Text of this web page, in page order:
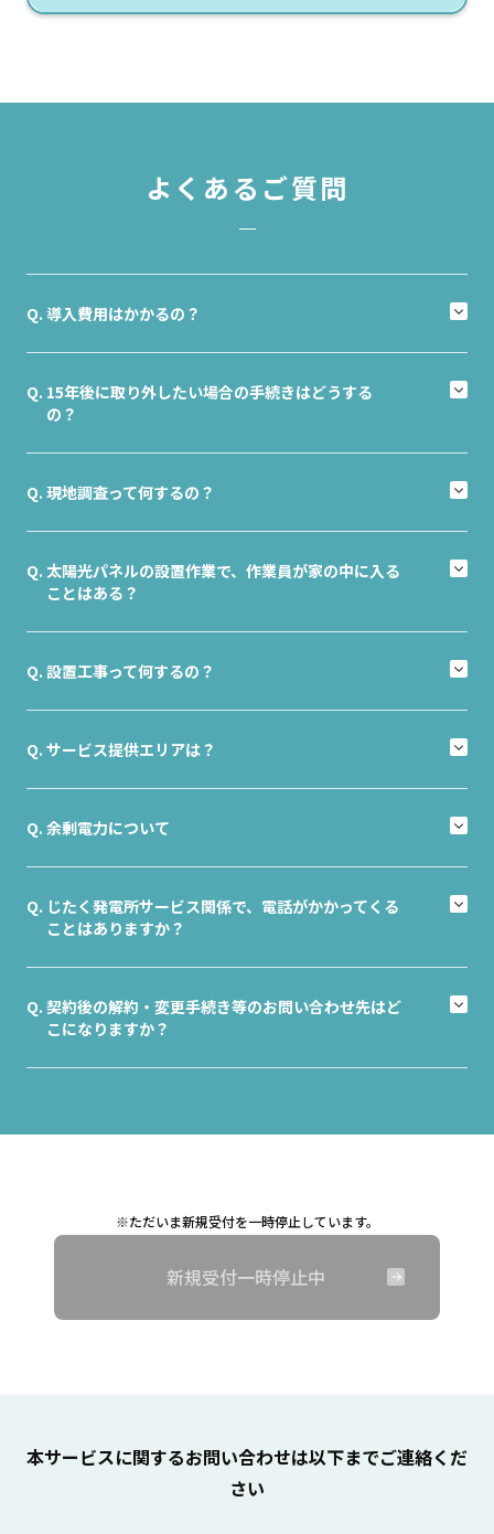
よくあるご質問
導入費用はかかるの？
15年後に取り外したい場合の手続きはどうする
の？
現地調査って何するの？
太陽光パネルの設置作業で、作業員が家の中に入る
ことはある？
設置工事って何するの？
サービス提供エリアは？
余剰電力について
じたく発電所サービス関係で、電話がかかってくる
ことはありますか？
契約後の解約・変更手続き等のお問い合わせ先はど
こになりますか？
※ただいま新規受付を一時停止しています。
新規受付一時停止中
本サービスに関するお問い合わせは以下までご連絡くだ
さい